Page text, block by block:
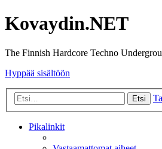
Kovaydin.NET
The Finnish Hardcore Techno
Hyppää sisältöön
Etsi
Pikalinkit